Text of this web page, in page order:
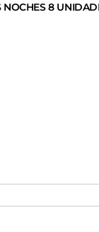
NOCHES 8